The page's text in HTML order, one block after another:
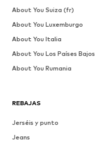
REBAJAS
Jerséis y punto
Jeans
About You Suiza (fr)
About You Luxemburgo
About You Italia
About You Los Países Bajos
About You Rumania